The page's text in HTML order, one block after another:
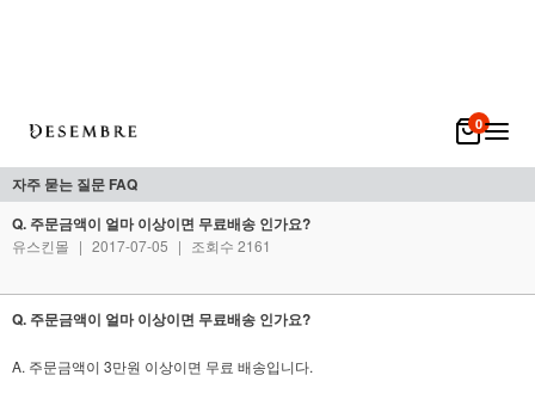
0
자주 묻는 질문 FAQ
Q. 주문금액이 얼마 이상이면 무료배송 인가요?
유스킨몰 | 2017-07-05 | 조회수 2161
Q. 주문금액이 얼마 이상이면 무료배송 인가요?
A. 주문금액이 3만원 이상이면 무료 배송입니다.